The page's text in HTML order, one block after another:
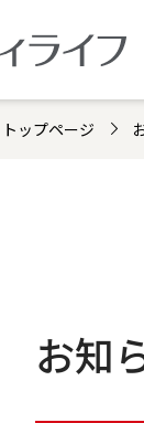
トップページ
お知